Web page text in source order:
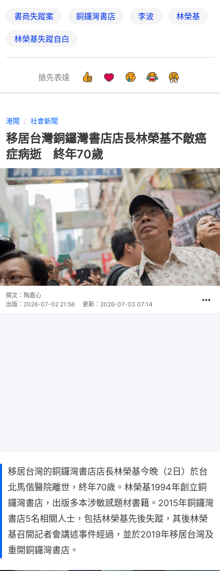
書商失蹤案 銅鑼灣書店 李波 林榮基
林榮基失蹤自白
搶先表達
港聞 社會新聞
移居台灣銅鑼灣書店店長林榮基不敵癌
症病逝 終年70歲
撰文： 陶嘉心
出版： 2026-07-02 21:56 更新： 2026-07-03 07:14
移居台灣的銅鑼灣書店店長林榮基今晚（2日）於台
北馬偕醫院離世，終年70歲。林榮基1994年創立銅
鑼灣書店，出版多本涉敏感題材書籍。2015年銅鑼灣
書店5名相關人士，包括林榮基先後失蹤，其後林榮
基召開記者會講述事件經過，並於2019年移居台灣及
重開銅鑼灣書店。